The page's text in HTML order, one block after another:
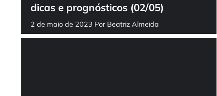
dicas e prognósticos (02/05)
2 de maio de 2023 Por Beatriz Almeida